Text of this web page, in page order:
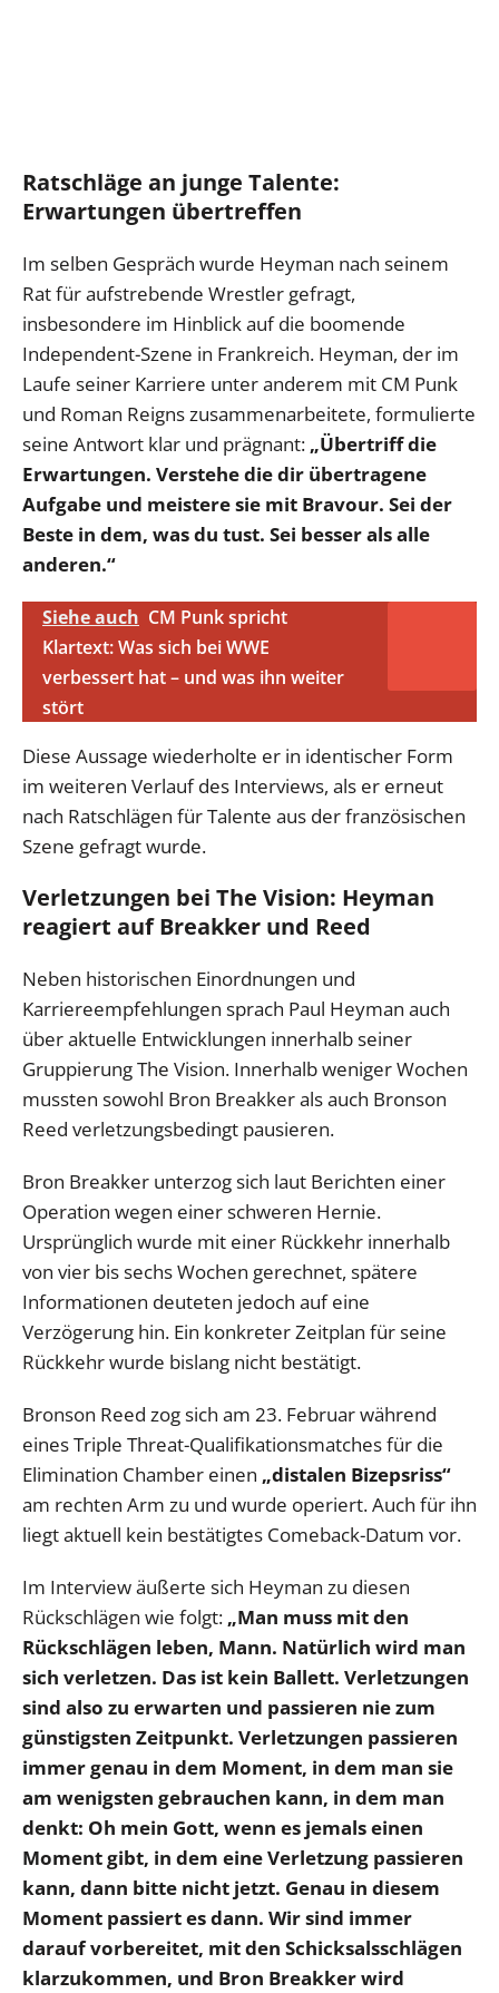
Ratschläge an junge Talente:
Erwartungen übertreffen
Im selben Gespräch wurde Heyman nach seinem
Rat für aufstrebende Wrestler gefragt,
insbesondere im Hinblick auf die boomende
Independent-Szene in Frankreich. Heyman, der im
Laufe seiner Karriere unter anderem mit CM Punk
und Roman Reigns zusammenarbeitete, formulierte
seine Antwort klar und prägnant: „Übertriff die
Erwartungen. Verstehe die dir übertragene
Aufgabe und meistere sie mit Bravour. Sei der
Beste in dem, was du tust. Sei besser als alle
anderen.“
Siehe auch CM Punk spricht
Klartext: Was sich bei WWE
verbessert hat – und was ihn weiter
stört
Diese Aussage wiederholte er in identischer Form
im weiteren Verlauf des Interviews, als er erneut
nach Ratschlägen für Talente aus der französischen
Szene gefragt wurde.
Verletzungen bei The Vision: Heyman
reagiert auf Breakker und Reed
Neben historischen Einordnungen und
Karriereempfehlungen sprach Paul Heyman auch
über aktuelle Entwicklungen innerhalb seiner
Gruppierung The Vision. Innerhalb weniger Wochen
mussten sowohl Bron Breakker als auch Bronson
Reed verletzungsbedingt pausieren.
Bron Breakker unterzog sich laut Berichten einer
Operation wegen einer schweren Hernie.
Ursprünglich wurde mit einer Rückkehr innerhalb
von vier bis sechs Wochen gerechnet, spätere
Informationen deuteten jedoch auf eine
Verzögerung hin. Ein konkreter Zeitplan für seine
Rückkehr wurde bislang nicht bestätigt.
Bronson Reed zog sich am 23. Februar während
eines Triple Threat-Qualifikationsmatches für die
Elimination Chamber einen „distalen Bizepsriss“
am rechten Arm zu und wurde operiert. Auch für ihn
liegt aktuell kein bestätigtes Comeback-Datum vor.
Im Interview äußerte sich Heyman zu diesen
Rückschlägen wie folgt: „Man muss mit den
Rückschlägen leben, Mann. Natürlich wird man
sich verletzen. Das ist kein Ballett. Verletzungen
sind also zu erwarten und passieren nie zum
günstigsten Zeitpunkt. Verletzungen passieren
immer genau in dem Moment, in dem man sie
am wenigsten gebrauchen kann, in dem man
denkt: Oh mein Gott, wenn es jemals einen
Moment gibt, in dem eine Verletzung passieren
kann, dann bitte nicht jetzt. Genau in diesem
Moment passiert es dann. Wir sind immer
darauf vorbereitet, mit den Schicksalsschlägen
klarzukommen, und Bron Breakker wird